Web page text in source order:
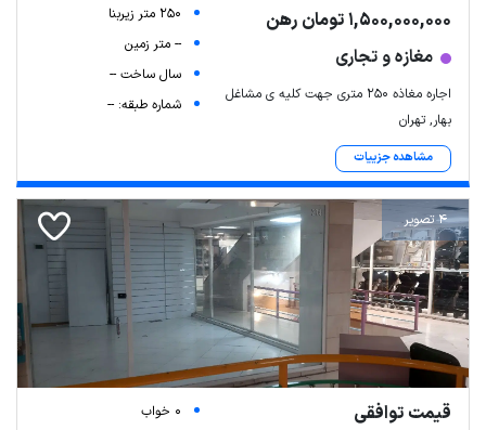
Leaflet | Map data ©ariamarz.com
1,500,000,000 تومان رهن
مغازه و تجاری
اجاره مغاذه ۲۵۰ متری جهت کلیه ی مشاغل
بهار, تهران
مشاهده جزییات
250 متر زیربنا
-- متر زمین
سال ساخت --
شماره طبقه: --
4 تصویر
قیمت توافقی
0 خواب